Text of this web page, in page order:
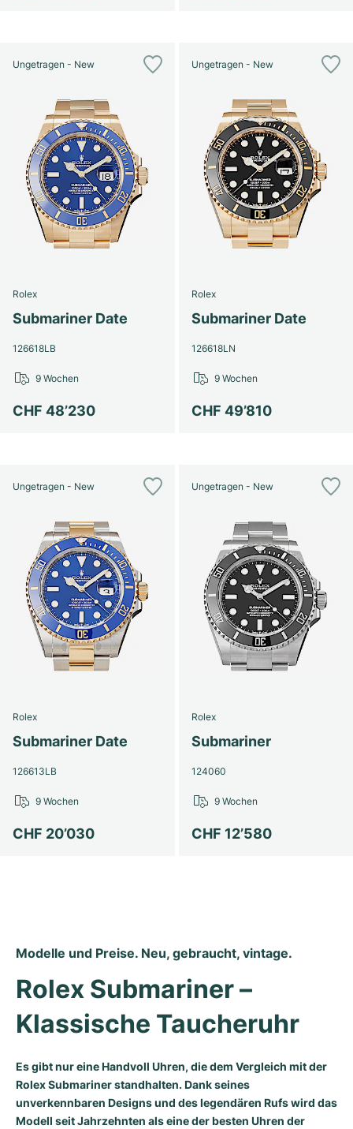
Ungetragen - New
Rolex
Submariner Date
126618LB
CHF 48’230
9 Wochen
Ungetragen - New
Rolex
Submariner Date
126618LN
CHF 49’810
9 Wochen
Ungetragen - New
Rolex
Submariner Date
126613LB
CHF 20’030
9 Wochen
Ungetragen - New
Rolex
Submariner
124060
CHF 12’580
9 Wochen
Modelle und Preise. Neu, gebraucht, vintage.
Rolex Submariner –
Klassische Taucheruhr
Es gibt nur eine Handvoll Uhren, die dem Vergleich mit der
Rolex Submariner standhalten. Dank seines
unverkennbaren Designs und des legendären Rufs wird das
Modell seit Jahrzehnten als eine der besten Uhren der